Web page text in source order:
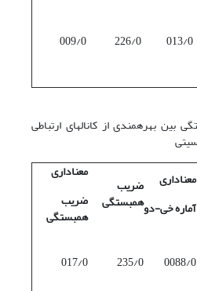
013/0
226/0
009/0
نتایج تحلیل همبستگی بین بهره‎مندی از کانالهای ارتباطی
معناداری
آماره خی-دو
ضریب
همبستگی
معناداری
ضریب
همبستگی
0088/0
235/0
017/0